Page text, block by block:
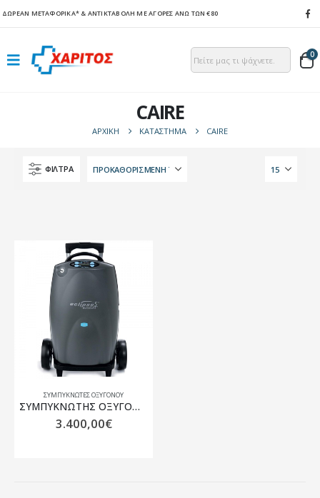
ΔΩΡΕΑΝ ΜΕΤΑΦΟΡΙΚΑ* & ΑΝΤΙΚΤΑΒΟΛΗ ΜΕ ΑΓΟΡΕΣ ΑΝΩ ΤΩΝ €80
0
CAIRE
ΑΡΧΙΚΉ ΚΑΤΆΣΤΗΜΑ CAIRE
ΦΙΛΤΡΑ
ΣΥΜΠΥΚΝΩΤΈΣ ΟΞΥΓΌΝΟΥ
ΣΥΜΠΥΚΝΩΤΗΣ ΟΞΥΓΟΝΟΥ SeQual Eclipse 5
3.400,00€